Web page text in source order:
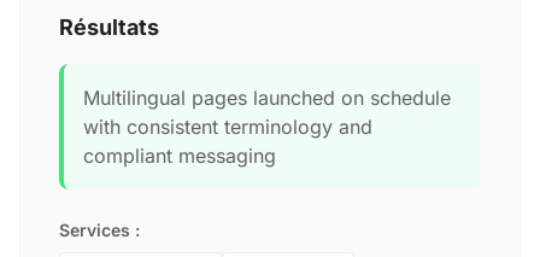
Résultats
Multilingual pages launched on schedule
with consistent terminology and
compliant messaging
Services :